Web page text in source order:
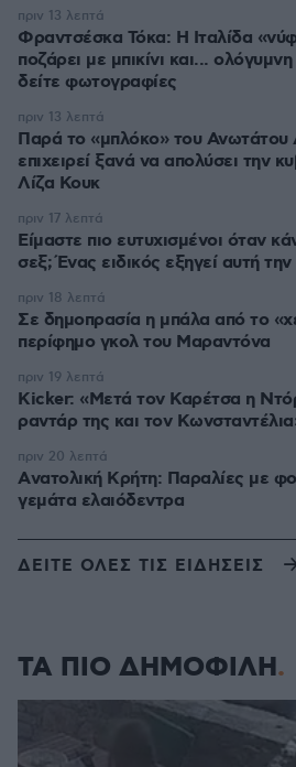
Φραντσέσκα Τόκα: Η Ιταλίδα
ποζάρει με μπικίνι και...
δείτε φωτογραφίες
πριν 13 λεπτά
Παρά το «μπλόκο» του Ανωτάτου
επιχειρεί ξανά να απολύσει την
Λίζα Κουκ
πριν 13 λεπτά
Είμαστε πιο ευτυχισμένοι όταν
σεξ; Ένας ειδικός εξηγεί αυτή
πριν 17 λεπτά
Σε δημοπρασία η μπάλα από το
περίφημο γκολ του Μαραντόνα
πριν 18 λεπτά
Kicker: «Μετά τον Καρέτσα η
ραντάρ της και τον
πριν 19 λεπτά
Aνατολική Κρήτη: Παραλίες με
γεμάτα ελαιόδεντρα
πριν 20 λεπτά
ΔΕΙΤΕ ΟΛΕΣ ΤΙΣ ΕΙΔΗΣΕΙΣ
ΤΑ ΠΙΟ ΔΗΜΟΦΙΛΗ